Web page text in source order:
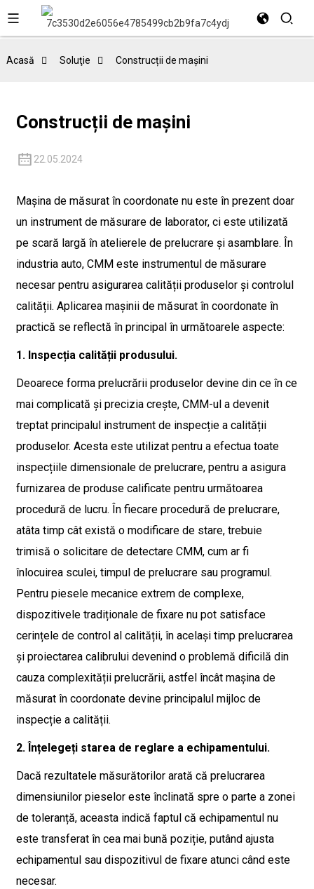
Acasă Soluţie Construcții de mașini
Construcții de mașini
22.05.2024
Mașina de măsurat în coordonate nu este în prezent doar
un instrument de măsurare de laborator, ci este utilizată
pe scară largă în atelierele de prelucrare și asamblare. În
industria auto, CMM este instrumentul de măsurare
necesar pentru asigurarea calității produselor și controlul
calității. Aplicarea mașinii de măsurat în coordonate în
practică se reflectă în principal în următoarele aspecte:
1. Inspecția calității produsului.
Deoarece forma prelucrării produselor devine din ce în ce
mai complicată și precizia crește, CMM-ul a devenit
treptat principalul instrument de inspecție a calității
produselor. Acesta este utilizat pentru a efectua toate
inspecțiile dimensionale de prelucrare, pentru a asigura
furnizarea de produse calificate pentru următoarea
procedură de lucru. În fiecare procedură de prelucrare,
atâta timp cât există o modificare de stare, trebuie
trimisă o solicitare de detectare CMM, cum ar fi
înlocuirea sculei, timpul de prelucrare sau programul.
Pentru piesele mecanice extrem de complexe,
dispozitivele tradiționale de fixare nu pot satisface
cerințele de control al calității, în același timp prelucrarea
și proiectarea calibrului devenind o problemă dificilă din
cauza complexității prelucrării, astfel încât mașina de
măsurat în coordonate devine principalul mijloc de
inspecție a calității.
2. Înțelegeți starea de reglare a echipamentului.
Dacă rezultatele măsurătorilor arată că prelucrarea
dimensiunilor pieselor este înclinată spre o parte a zonei
de toleranță, aceasta indică faptul că echipamentul nu
este transferat în cea mai bună poziție, putând ajusta
echipamentul sau dispozitivul de fixare atunci când este
necesar.